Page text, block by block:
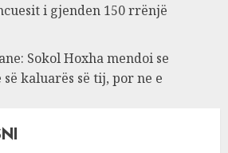
i gjenden 150 rrënjë
Sokol Hoxha mendoi se
kaluarës së tij, por ne e